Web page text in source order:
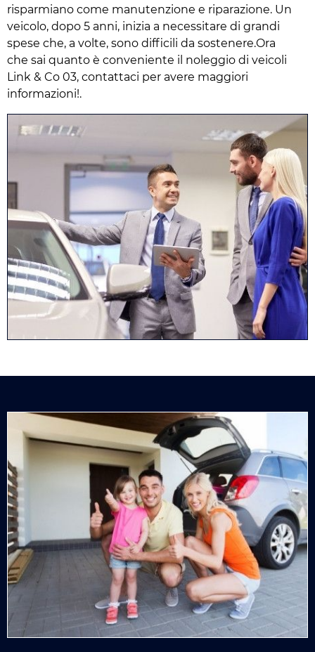
risparmiano come manutenzione e riparazione. Un
veicolo, dopo 5 anni, inizia a necessitare di grandi
spese che, a volte, sono difficili da sostenere.Ora
che sai quanto è conveniente il noleggio di veicoli
Link & Co 03, contattaci per avere maggiori
informazioni!.